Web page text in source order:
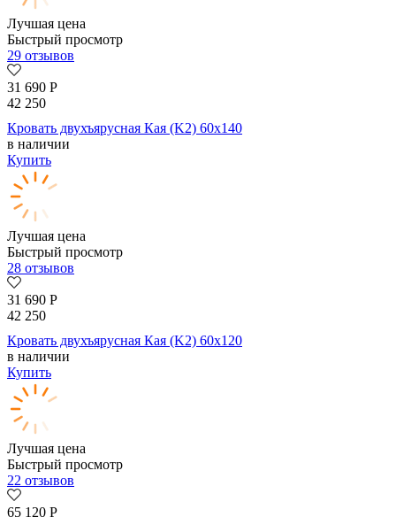
Лучшая цена
Быстрый просмотр
29 отзывов
31 690 Р
42 250
Кровать двухъярусная Кая (K2) 60х140
в наличии
Купить
Лучшая цена
Быстрый просмотр
28 отзывов
31 690 Р
42 250
Кровать двухъярусная Кая (K2) 60х120
в наличии
Купить
Лучшая цена
Быстрый просмотр
22 отзывов
65 120 Р